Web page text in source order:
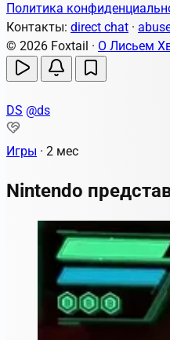
Политика
Контакты: direct chat ·
© 2026 Foxtail · О Лисьем
DS @ds
Игры · 2 мес
Nintendo